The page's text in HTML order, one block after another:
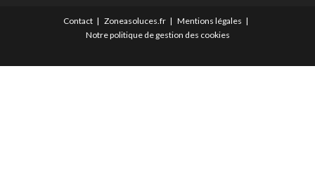
Contact Zoneasoluces.fr
Mentions légales
Notre politique de gestion des cookies